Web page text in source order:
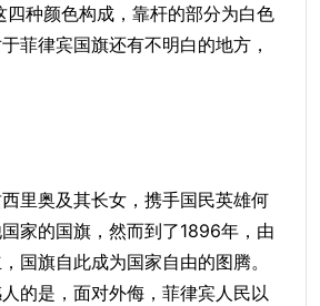
种颜色构成，靠杆的部分为白色
菲律宾国旗还有不明白的地方，
里奥及其长女，携手国民英雄何
家的国旗，然而到了1896年，由
国旗自此成为国家自由的图腾。
的是，面对外侮，菲律宾人民以